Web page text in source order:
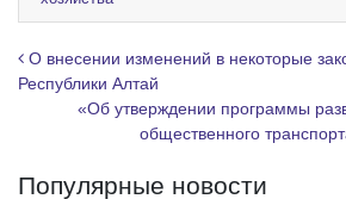
a
m
Навигация по записям
О внесении изменений в некоторые
Республики Алтай
«Об утверждении программы
общественного
Популярные новости